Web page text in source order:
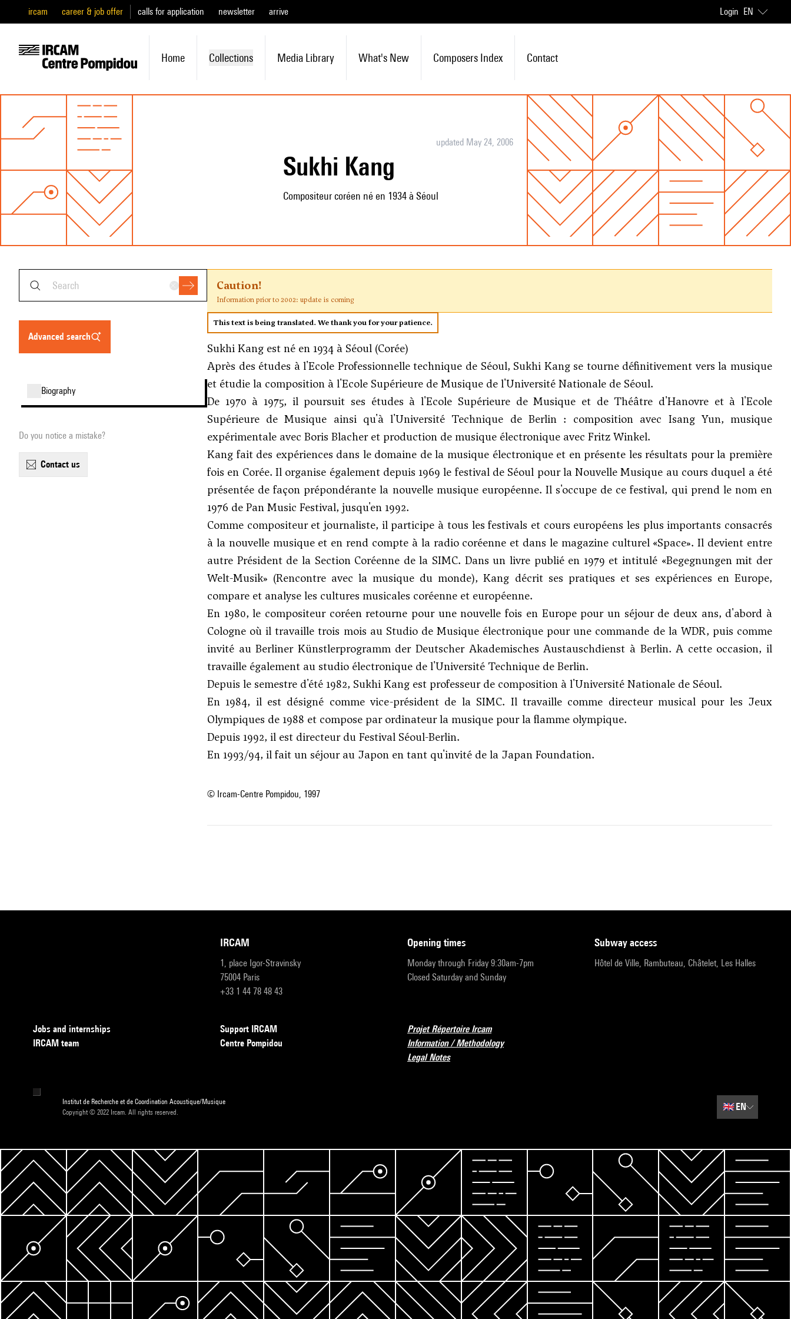
ircam career & job offer calls for application newsletter arrive Login EN
Home Collections Media Library What's New Composers Index Contact
updated May 24, 2006
Sukhi Kang
Compositeur coréen né en 1934 à Séoul
advanced search
biography
Do you notice a mistake?
contact us
Caution!
Information prior to 2002: update is coming
This text is being translated. We thank you for your patience.
Sukhi Kang est né en 1934 à Séoul (Corée)
Après des études à l'Ecole Professionnelle technique de Séoul, Sukhi Kang se tourne définitivement vers la musique
et étudie la composition à l'Ecole Supérieure de Musique de l'Université Nationale de Séoul.
De 1970 à 1975, il poursuit ses études à l'Ecole Supérieure de Musique et de Théâtre d'Hanovre et à l'Ecole
Supérieure de Musique ainsi qu'à l'Université Technique de Berlin : composition avec Isang Yun, musique
expérimentale avec Boris Blacheret production de musique électronique avec Fritz Winkel.
Kang fait des expériences dans le domaine de la musique électronique et en présente les résultats pour la première
fois en Corée. Il organise également depuis 1969 le festival de Séoul pour la Nouvelle Musique au cours duquel a été
présentée de façon prépondérante la nouvelle musique européenne. Il s'occupe de ce festival, qui prend le nom en
1976 de Pan Music Festival, jusqu'en 1992.
Comme compositeur et journaliste, il participe à tous les festivals et cours européens les plus importants consacrés
à la nouvelle musique et en rend compte à la radio coréenne et dans le magazine culturel «Space». Il devient entre
autre Président de la Section Coréenne de la SIMC. Dans un livre publié en 1979 et intitulé «Begegnungen mit der
Welt-Musik» (Rencontre avec la musique du monde), Kang décrit ses pratiques et ses expériences en Europe,
compare et analyse les cultures musicales coréenne et européenne.
En 1980, le compositeur coréen retourne pour une nouvelle fois en Europe pour un séjour de deux ans, d'abord à
Cologne où il travaille trois mois au Studio de Musique électronique pour une commande de la WDR, puis comme
invité au Berliner Künstlerprogramm der Deutscher Akademisches Austauschdienst à Berlin. A cette occasion, il
travaille également au studio électronique de l'Université Technique de Berlin.
Depuis le semestre d'été 1982, Sukhi Kang est professeur de composition à l'Université Nationale de Séoul.
En 1984, il est désigné comme vice-président de la SIMC. Il travaille comme directeur musical pour les Jeux
Olympiques de 1988 et compose par ordinateur la musique pour la flamme olympique.
Depuis 1992, il est directeur du Festival Séoul-Berlin.
En 1993/94, il fait un séjour au Japon en tant qu'invité de la Japan Foundation.
© Ircam-Centre Pompidou, 1997
IRCAM
1, place Igor-Stravinsky
75004 Paris
+33 1 44 78 48 43
opening times
Monday through Friday 9:30am-7pm
Closed Saturday and Sunday
subway access
Hôtel de Ville, Rambuteau, Châtelet, Les Halles
Jobs and internships
IRCAM team
Support IRCAM
Centre Pompidou
Projet Répertoire Ircam
Information / Methodology
Legal Notes
Institut de Recherche et de Coordination Acoustique/Musique
Copyright © 2022 Ircam. All rights reserved.
🇬🇧EN